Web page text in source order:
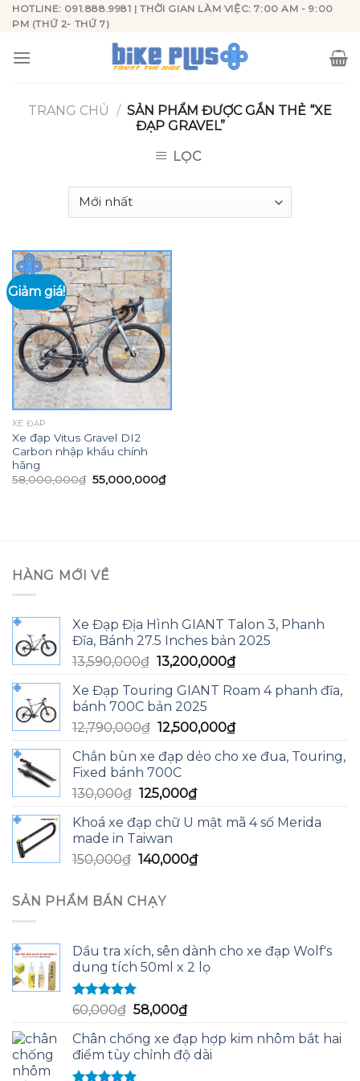
Skip
content
HOTLINE: 091.888.9981 | THỜI GIAN LÀM VIỆC: 7:00 AM - 9:00
PM (THỨ 2- THỨ 7)
TRANG CHỦ / SẢN PHẨM ĐƯỢC GẮN THẺ “XE
ĐẠP GRAVEL”
LỌC
Giảm giá!
Add to
wishlist
XE ĐẠP
Xe đạp Vitus Gravel DI2
Carbon nhập khẩu chính
hãng
58,000,000₫ Giá
gốc
55,000,000₫Giá
hiện
HÀNG MỚI VỀ
Xe Đạp Địa Hình GIANT Talon 3, Phanh
Đĩa, Bánh 27.5 Inches bản 2025
13,590,000₫ Giá
là:
13,590,000₫.
13,200,000₫Giá
tại
13,200,000₫.
Xe Đạp Touring GIANT Roam 4 phanh đĩa,
bánh 700C bản 2025
12,790,000₫ Giá
là:
12,790,000₫.
12,500,000₫Giá
tại
Chắn bùn xe đạp dẻo cho xe đua, Touring,
Fixed bánh 700C
130,000₫ Giá
là:
130,000₫.
125,000₫Giá
tại
125,000₫.
Khoá xe đạp chữ U mật mã 4 số Merida
made in Taiwan
150,000₫ Giá
là:
150,000₫.
140,000₫Giá
SẢN PHẨM BÁN CHẠY
Dầu tra xích, sên dành cho xe đạp Wolf's
dung tích 50ml x 2 lọ
Được xếp
hạng
sao
60,000₫ Giá
là:
60,000₫.
58,000₫Giá
tại
là:
Chân chống xe đạp hợp kim nhôm bắt hai
điểm tùy chỉnh độ dài